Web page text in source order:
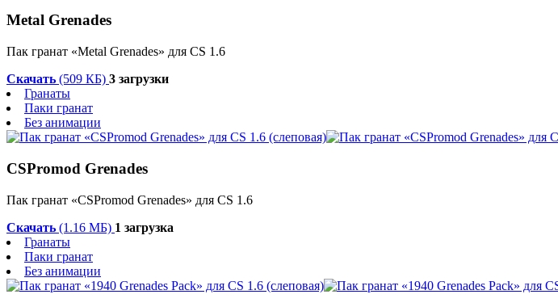
Metal Grenades
Пак гранат «Metal Grenades» для CS 1.6
Скачать (509 КБ) 3 загрузки
Гранаты
Паки гранат
Без анимации
CSPromod Grenades
Пак гранат «CSPromod Grenades» для CS 1.6
Скачать (1.16 МБ) 1 загрузка
Гранаты
Паки гранат
Без анимации